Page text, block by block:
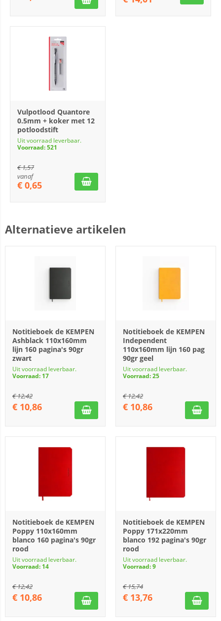
Vulpotlood Quantore
0.5mm + koker met 12
potloodstift
Uit voorraad leverbaar.
Voorraad: 521
€1,57
vanaf
€ 0,65
Alternatieve artikelen
Notitieboek de KEMPEN
Ashblack 110x160mm
lijn 160 pagina's 90gr
zwart
Uit voorraad leverbaar.
Voorraad: 17
€12,42
€ 10,86
Notitieboek de KEMPEN
Independent
110x160mm lijn 160 pag
90gr geel
Uit voorraad leverbaar.
Voorraad: 25
€12,42
€ 10,86
Notitieboek de KEMPEN
Poppy 110x160mm
blanco 160 pagina's 90gr
rood
Uit voorraad leverbaar.
Voorraad: 14
€12,42
€ 10,86
Notitieboek de KEMPEN
Poppy 171x220mm
blanco 192 pagina's 90gr
rood
Uit voorraad leverbaar.
Voorraad: 9
€15,74
€ 13,76